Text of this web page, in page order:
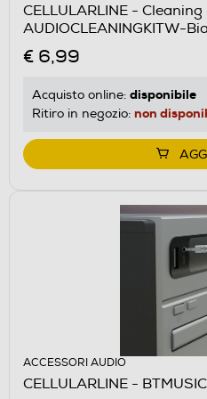
CELLULARLINE -
AUDIOCLEANINGKITW-
€ 6,99
Acquisto online: disponibile
Ritiro in negozio: non
ACCESSORI AUDIO
CELLULARLINE -